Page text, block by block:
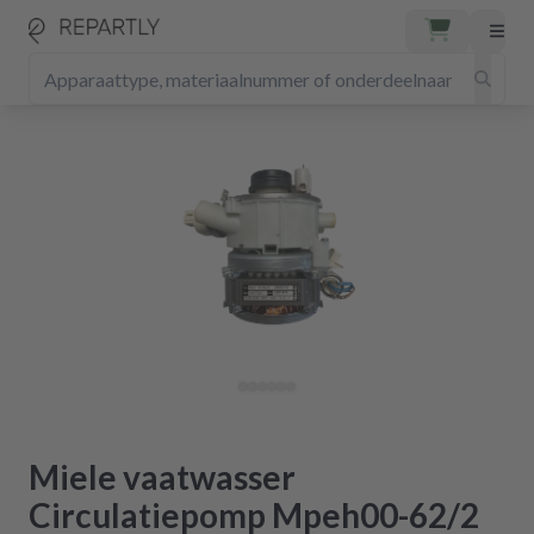
Miele vaatwasser
Circulatiepomp Mpeh00-62/2